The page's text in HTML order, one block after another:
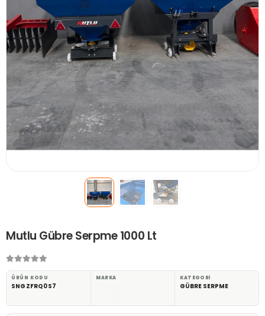
Mutlu Gübre Serpme 1000 Lt
ÜRÜN KODU
SNGZFRQ0S7
MARKA KATEGORI
GÜBRE SERPME